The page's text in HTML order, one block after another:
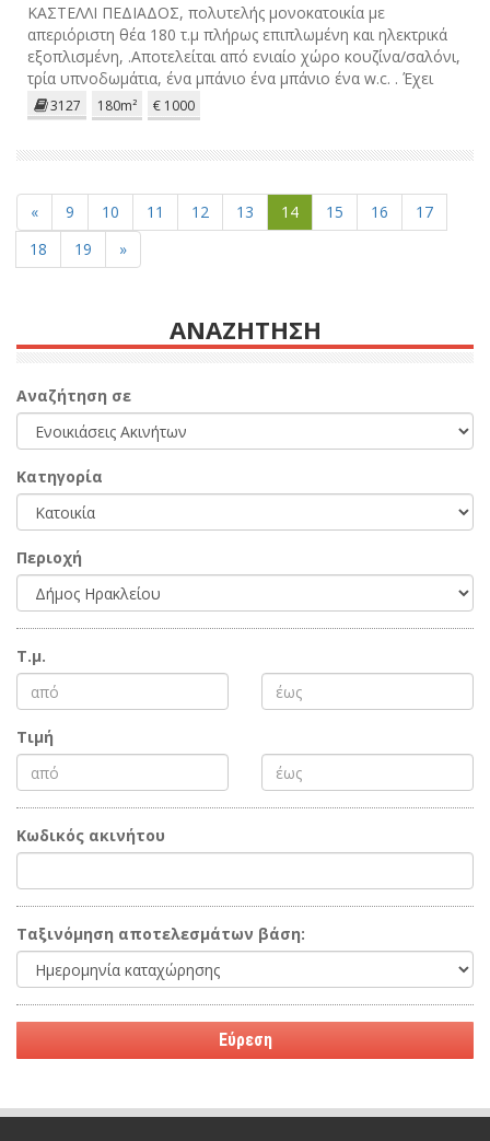
ΚΑΣΤΕΛΛΙ ΠΕΔΙΑΔΟΣ, πολυτελής μονοκατοικία με
απεριόριστη θέα 180 τ.μ πλήρως επιπλωμένη και ηλεκτρικά
εξοπλισμένη, .Αποτελείται από ενιαίο χώρο κουζίνα/σαλόνι,
τρία υπνοδωμάτια, ένα μπάνιο ένα μπάνιο ένα w.c. . Έχει
κλιματισμό , δωρεάν Wi-Fi, αυλές, bbq, φούρνο, και κήπο.
ΠΕΑ Γ
3127 180m² € 1000
« 9 10 11 12 13 14 15 16
17
18
19 »
ΑΝΑΖΗΤΗΣΗ
Αναζήτηση σε
Κατηγορία
Περιοχή
Τ.μ.
Τιμή
Κωδικός ακινήτου
Ταξινόμηση αποτελεσμάτων βάση: